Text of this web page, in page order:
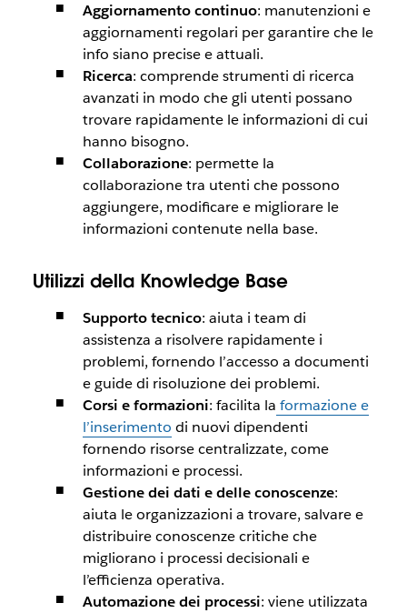
Aggiornamento continuo: manutenzioni e
aggiornamenti regolari per garantire che le
info siano precise e attuali.
Ricerca: comprende strumenti di ricerca
avanzati in modo che gli utenti possano
trovare rapidamente le informazioni di cui
hanno bisogno.
Collaborazione: permette la
collaborazione tra utenti che possono
aggiungere, modificare e migliorare le
informazioni contenute nella base.
Utilizzi della Knowledge Base
Supporto tecnico: aiuta i team di
assistenza a risolvere rapidamente i
problemi, fornendo l’accesso a documenti
e guide di risoluzione dei problemi.
Corsi e formazioni: facilita la formazione e
l’inserimento di nuovi dipendenti
fornendo risorse centralizzate, come
informazioni e processi.
Gestione dei dati e delle conoscenze:
aiuta le organizzazioni a trovare, salvare e
distribuire conoscenze critiche che
migliorano i processi decisionali e
l’efficienza operativa.
Automazione dei processi: viene utilizzata